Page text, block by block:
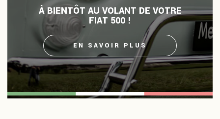
À BIENTÔT AU VOLANT DE VOTRE
FIAT 500 !
EN SAVOIR PLUS